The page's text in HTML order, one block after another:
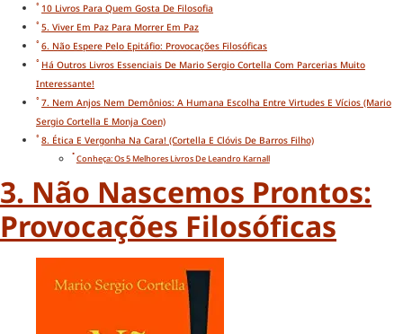
10 Livros Para Quem Gosta De Filosofia
5. Viver Em Paz Para Morrer Em Paz
6. Não Espere Pelo Epitáfio: Provocações Filosóficas
Há Outros Livros Essenciais De Mario Sergio Cortella Com Parcerias Muito
Interessante!
7. Nem Anjos Nem Demônios: A Humana Escolha Entre Virtudes E Vícios (Mario
Sergio Cortella E Monja Coen)
8. Ética E Vergonha Na Cara! (Cortella E Clóvis De Barros Filho)
Conheça: Os 5 Melhores Livros De Leandro Karnall
3. Não Nascemos Prontos:
Provocações Filosóficas